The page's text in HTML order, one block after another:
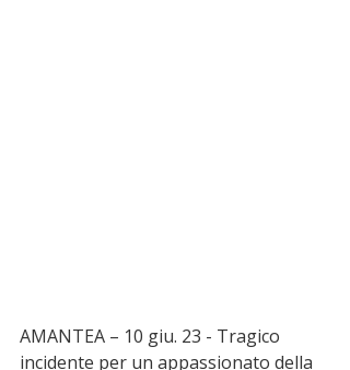
AMANTEA – 10 giu. 23 - Tragico
incidente per un appassionato della